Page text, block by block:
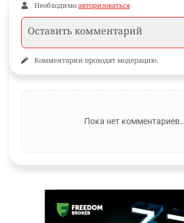
Необходимо авторизоваться
Комментарии проходят модерацию.
Пока нет комментариев…